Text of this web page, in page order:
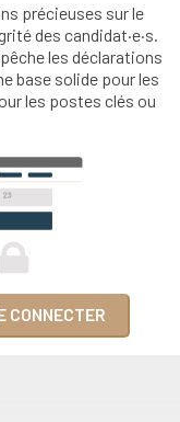
précieuses sur le
des candidat·e·s.
les déclarations
base solide pour les
les postes clés ou
CONNECTER